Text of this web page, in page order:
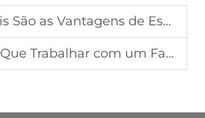
Vantagens de Escolher uma Bicicleta de Equilíbrio para Crianças?
com um Fabricante de Bicicletas OEM para sua Marca?